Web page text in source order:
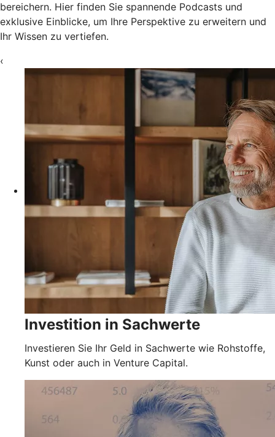
bereichern. Hier finden Sie spannende Podcasts und
exklusive Einblicke, um Ihre Perspektive zu erweitern und
Ihr Wissen zu vertiefen.
‹
Investition in Sachwerte
Investieren Sie Ihr Geld in Sachwerte wie Rohstoffe,
Kunst oder auch in Venture Capital.